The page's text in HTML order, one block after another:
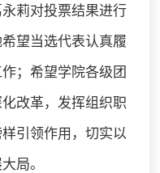
莉对投票结果进行
望当选代表认真履
；希望学院各级团
改革，发挥组织职
引领作用，切实以
局。